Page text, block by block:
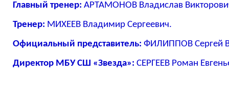
Главный тренер: АРТАМОНОВ Владислав
Тренер: МИХЕЕВ Владимир Сергеевич.
Официальный представитель: ФИЛИППОВ Сергей
Директор МБУ СШ «Звезда»: СЕРГЕЕВ Роман